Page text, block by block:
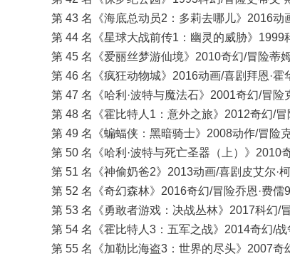
第 43 名《海底总动员2：多莉去哪儿》2016动
第 44 名《星球大战前传1：幽灵的威胁》1999
第 45 名《爱丽丝梦游仙境》2010奇幻/冒险蒂
第 46 名《疯狂动物城》2016动画/喜剧拜恩·
第 47 名《哈利·波特与魔法石》2001奇幻/冒险
第 48 名《霍比特人1：意外之旅》2012奇幻/
第 49 名《蝙蝠侠：黑暗骑士》2008动作/冒险
第 50 名《哈利·波特与死亡圣器（上）》2010
第 51 名《神偷奶爸2》2013动画/喜剧皮艾尔·
第 52 名《奇幻森林》2016奇幻/冒险乔恩·费儒
第 53 名《勇敢者游戏：决战丛林》2017科幻/
第 54 名《霍比特人3：五军之战》2014奇幻/
第 55 名《加勒比海盗3：世界的尽头》2007奇